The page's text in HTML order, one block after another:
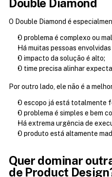
Double Diamond
O Double Diamond é
O problema é complexo ou
Há muitas pessoas
O impacto da solução é alto;
O time precisa alinhar
Por outro lado, ele não é a
O escopo já está totalmente
O problema é simples e bem
Há extrema urgência de
O produto está altamente
Quer dominar
de Product